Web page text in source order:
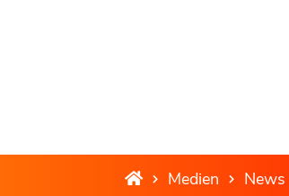
Medien News